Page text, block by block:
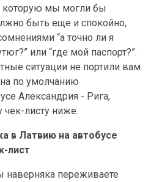
которую мы могли бы
быть еще и спокойно,
“а точно ли я
или “где мой паспорт?”.
ситуации не портили вам
по умолчанию
Александрия - Рига,
чек-листу ниже.
в Латвию на автобусе
лист
наверняка переживаете